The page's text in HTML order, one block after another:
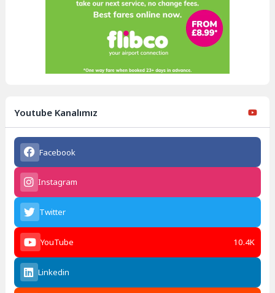
Youtube Kanalımız
Facebook
Instagram
Twitter
YouTube 10.4K
Linkedin